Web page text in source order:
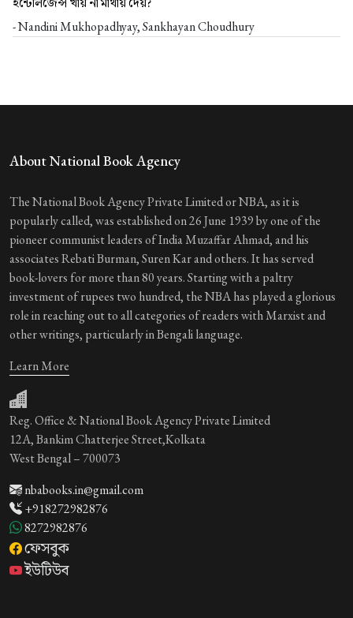
- Nandini Mukhopadhyay, Sankhayan Choudhury
About National Book Agency
The National Book Agency Private Limited or NBA, as it is
popularly called, was established on 26 June 1939 by one of the
pioneer communist leaders of India Muzaffar Ahmad, and his
associates Rebati Burman, Suren Kar and others. It has served
book-lovers for more than 80 years. Starting with a paltry
investment of rupees two hundred, the NBA has played a glorious
role in reaching out to all categories of readers with Marxist and
other writings, particularly in Bengali language.
Learn More
Reg. Office & National Book Agency Private Limited
12A, Bankim Chatterjee Street,Kolkata
West Bengal – 700073
nbabooks.in@gmail.com
+918272982876
8272982876
ফেসবুক
ইউটিউব